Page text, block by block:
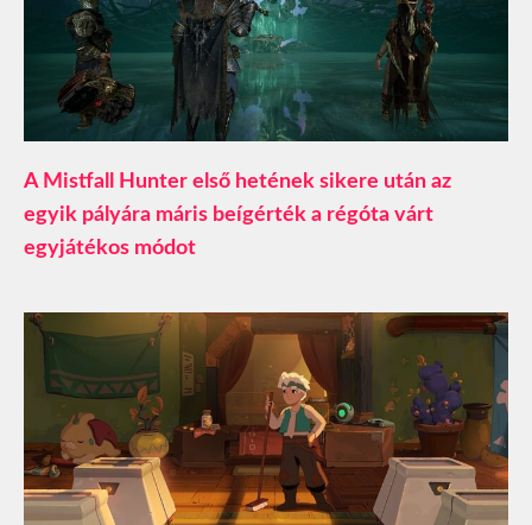
A Mistfall Hunter első hetének sikere után az
egyik pályára máris beígérték a régóta várt
egyjátékos módot